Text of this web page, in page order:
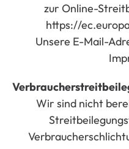
zur Online-
https://
Unsere E-Mail-
Wir sind nicht